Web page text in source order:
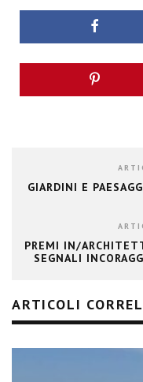
GIARDINI E
PREMI IN/
SEGNALI
ARTICOLI